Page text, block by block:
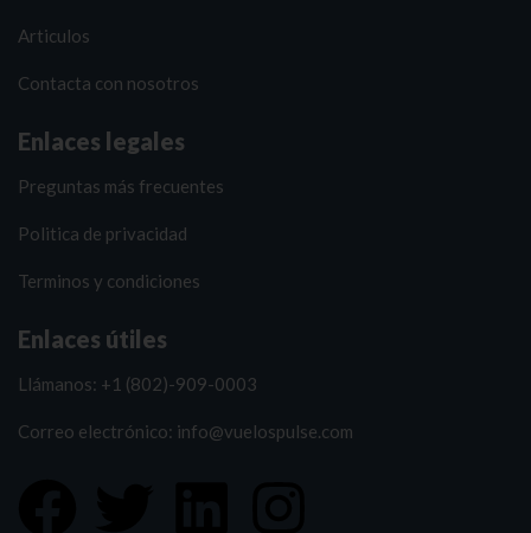
Articulos
Contacta con nosotros
Enlaces legales
Preguntas más frecuentes
Politica de privacidad
Terminos y condiciones
Enlaces útiles
Llámanos: +1 (802)-909-0003
Correo electrónico: info@vuelospulse.com